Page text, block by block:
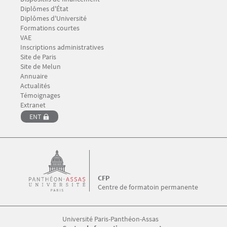
Menu Footer CFP 2
Diplômes d'État
Diplômes d'Université
Formations courtes
VAE
Inscriptions administratives
Menu Footer CFP 3
Site de Paris
Site de Melun
Annuaire
Menu Footer CFP 4
Actualités
Témoignages
Menu Footer CFP 5
Extranet
ENT
Centre de formatoin permanente
CFP
Université Paris-Panthéon-Assas